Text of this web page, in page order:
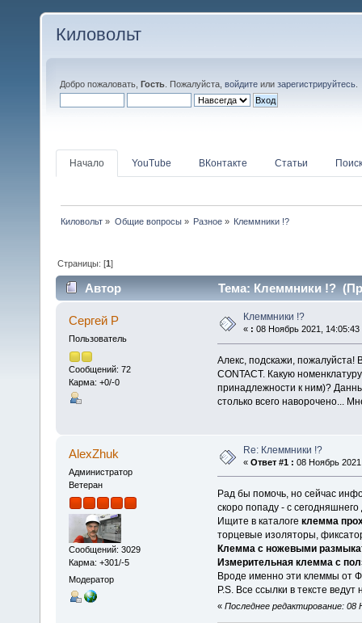
Киловольт
Добро пожаловать, Гость . Пожалуйста, войдите или зарегистрируйтесь
Начало YouTube ВКонтакте Статьи Поиск
Киловольт » Общие вопросы» Разное» Клеммники !?
Страницы: [1]
Автор Тема: Клеммники !?
Сергей Р
Пользователь
Сообщений: 72
Карма: +0/-0
Клеммники !?
« : 08 Ноябрь 2021, 14:05:43
Алекс, подскажи,
CONTACT. Какую
принадлежности к ним)?
столько всего наворочено...
AlexZhuk
Администратор
Ветеран
Сообщений: 3029
Карма: +301/-5
Модератор
Re: Клеммники !?
« Ответ #1 : 08 Ноябрь
Рад бы помочь, но сейчас
скоро попаду - с
Ищите в каталоге клемма
торцевые изоляторы,
Клемма с ножевыми
Измерительная клемма с
Вроде именно эти клеммы от
P.S. Все ссылки в тексте
« Последнее редактирование: 08